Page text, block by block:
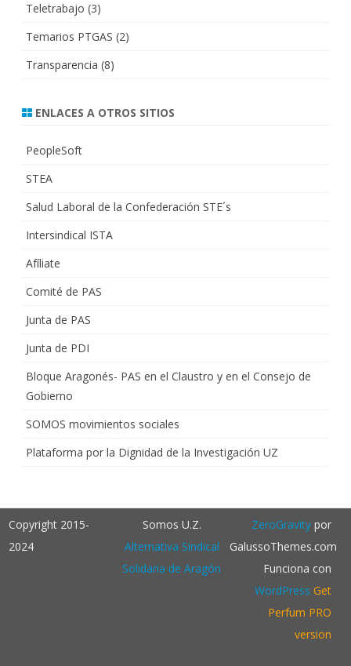
Teletrabajo (3)
Temarios PTGAS (2)
Transparencia (8)
ENLACES A OTROS SITIOS
PeopleSoft
STEA
Salud Laboral de la Confederación STE´s
Intersindical ISTA
Afíliate
Comité de PAS
Junta de PAS
Junta de PDI
Bloque Aragonés- PAS en el Claustro y en el Consejo de
Gobierno
SOMOS movimientos sociales
Plataforma por la Dignidad de la Investigación UZ
Copyright 2015-
2024
Somos U.Z.
Alternativa Sindical
Solidaria de Aragón
ZeroGravitypor
GalussoThemes.com
Funciona con
WordPress Get
Perfum PRO
version